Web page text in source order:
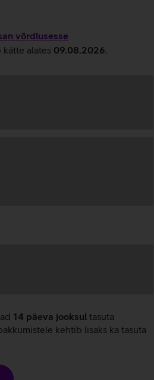
võrdlusesse
kätte alates 09.08.2026
14 päeva jooksul tasuta
kehtib lisaks ka tasuta